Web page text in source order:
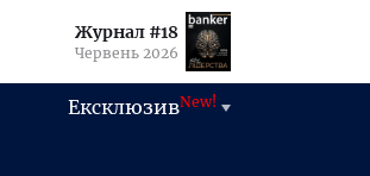
Журнал #18
Червень 2026
ЕксклюзивNew!